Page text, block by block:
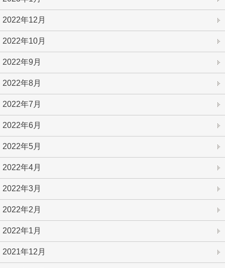
2022年12月
2022年10月
2022年9月
2022年8月
2022年7月
2022年6月
2022年5月
2022年4月
2022年3月
2022年2月
2022年1月
2021年12月